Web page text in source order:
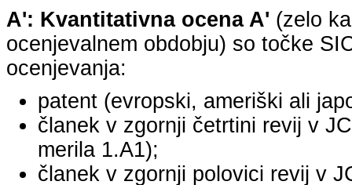
A': Kvantitativna ocena A' (zelo
ocenjevalnem obdobju) so točke
ocenjevanja:
patent (evropski, ameriški ali
članek v zgornji četrtini revij v
merila 1.A1);
članek v zgornji polovici revij v